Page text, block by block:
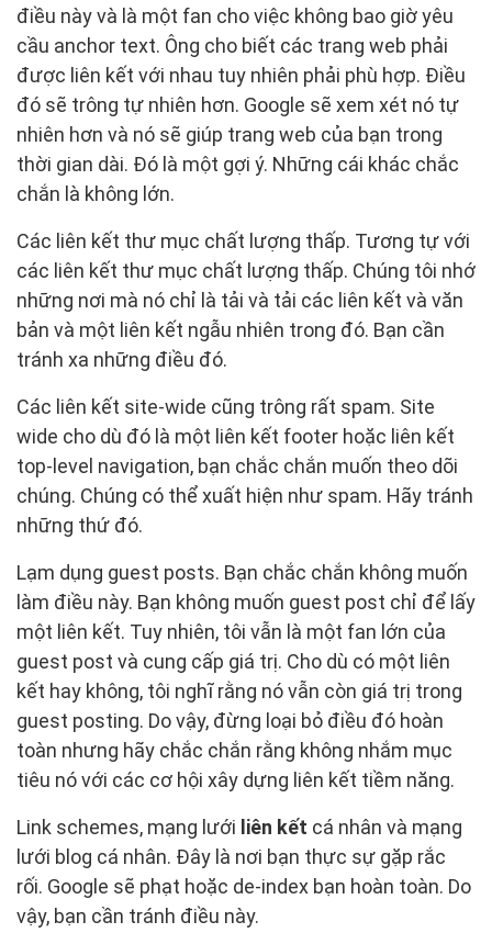
điều này và là một fan cho việc không bao giờ yêu
cầu anchor text. Ông cho biết các trang web phải
được liên kết với nhau tuy nhiên phải phù hợp. Điều
đó sẽ trông tự nhiên hơn. Google sẽ xem xét nó tự
nhiên hơn và nó sẽ giúp trang web của bạn trong
thời gian dài. Đó là một gợi ý. Những cái khác chắc
chắn là không lớn.
Các liên kết thư mục chất lượng thấp. Tương tự với
các liên kết thư mục chất lượng thấp. Chúng tôi nhớ
những nơi mà nó chỉ là tải và tải các liên kết và văn
bản và một liên kết ngẫu nhiên trong đó. Bạn cần
tránh xa những điều đó.
Các liên kết site-wide cũng trông rất spam. Site
wide cho dù đó là một liên kết footer hoặc liên kết
top-level navigation, bạn chắc chắn muốn theo dõi
chúng. Chúng có thể xuất hiện như spam. Hãy tránh
những thứ đó.
Lạm dụng guest posts. Bạn chắc chắn không muốn
làm điều này. Bạn không muốn guest post chỉ để lấy
một liên kết. Tuy nhiên, tôi vẫn là một fan lớn của
guest post và cung cấp giá trị. Cho dù có một liên
kết hay không, tôi nghĩ rằng nó vẫn còn giá trị trong
guest posting. Do vậy, đừng loại bỏ điều đó hoàn
toàn nhưng hãy chắc chắn rằng không nhắm mục
tiêu nó với các cơ hội xây dựng liên kết tiềm năng.
Link schemes, mạng lưới liên kết cá nhân và mạng
lưới blog cá nhân. Đây là nơi bạn thực sự gặp rắc
rối. Google sẽ phạt hoặc de-index bạn hoàn toàn. Do
vậy, bạn cần tránh điều này.